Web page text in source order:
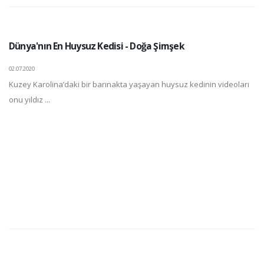
Dünya'nın En Huysuz Kedisi - Doğa Şimşek
02.07.2020
Kuzey Karolina’daki bir barınakta yaşayan huysuz kedinin videoları
onu yıldız ...